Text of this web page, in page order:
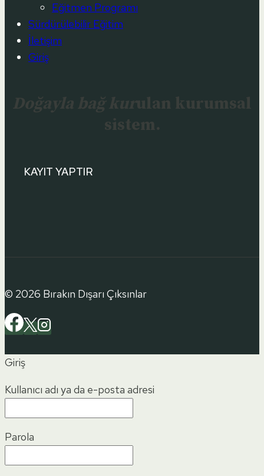
Eğitmen Programı
Sürdürülebilir Eğitim
İletişim
Giriş
Doğayla bağ kurulan kurumsal
sistem.
KAYIT YAPTIR
© 2026 Bırakın Dışarı Çıksınlar
Giriş
Kullanıcı adı ya da e-posta adresi
Parola